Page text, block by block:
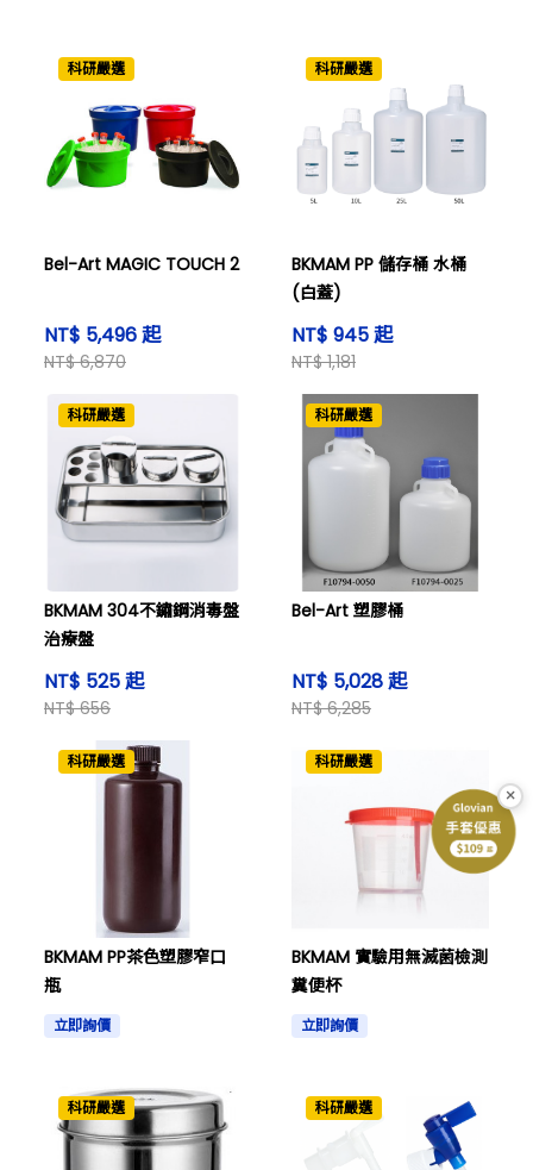
科研嚴選
Bel-Art MAGIC TOUCH 2
NT$ 5,496 起
NT$ 6,870
科研嚴選
BKMAM PP 儲存桶 水桶
(白蓋)
NT$ 945 起
NT$ 1,181
科研嚴選
BKMAM 304不鏽鋼消毒盤
治療盤
NT$ 525 起
NT$ 656
科研嚴選
Bel-Art 塑膠桶
NT$ 5,028 起
NT$ 6,285
科研嚴選
BKMAM PP茶色塑膠窄口
瓶
立即詢價
科研嚴選
BKMAM 實驗用無滅菌檢測
糞便杯
立即詢價
科研嚴選 科研嚴選
×